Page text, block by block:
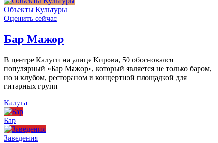
Объекты Культуры
Оценить сейчас
Бар Мажор
В центре Калуги на улице Кирова, 50 обосновался
популярный «Бар Мажор», который является не только баром,
но и клубом, рестораном и концертной площадкой для
гитарных групп
Калуга
Бар
Заведения